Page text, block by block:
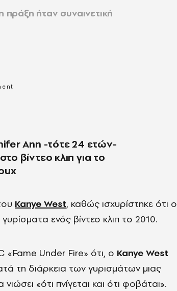
πράξη ήταν συναινετική
Ann -τότε 24 ετών-
βίντεο κλιπ για το
Kanye West, καθώς ισχυρίστηκε ότι ο
ενός βίντεο κλιπ το 2010.
Under Fire» ότι, ο Kanye West
τη διάρκεια των γυρισμάτων μιας
«ότι πνίγεται και ότι φοβάται».